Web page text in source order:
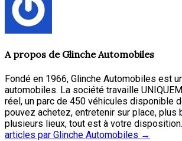
A propos de Glinche Automobiles
Fondé en 1966, Glinche Automobiles est
automobiles. La société travaille
réel, un parc de 450 véhicules disponible
pouvez achetez, entretenir sur place, plus
plusieurs lieux, tout est à votre disposition.
articles par Glinche Automobiles →